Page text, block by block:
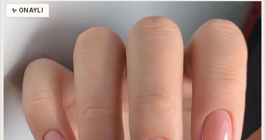
✨ ONAYLI